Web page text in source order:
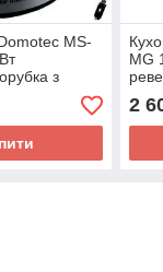
MS-
з
MG
2